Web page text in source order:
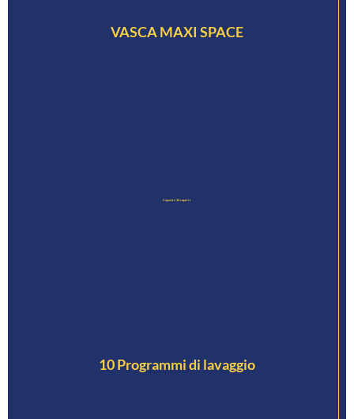
VASCA MAXI SPACE
Capacità 16 coperti
10 Programmi di lavaggio